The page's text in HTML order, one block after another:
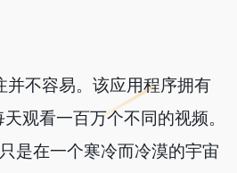
并不容易。该应用程序拥有
观看一百万个不同的视频。
是在一个寒冷而冷漠的宇宙